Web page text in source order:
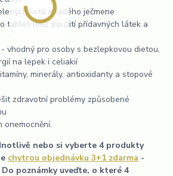
listů mladého ječmene
tablet (bez použití přídavných látek a
vhodný pro osoby s bezlepkovou dietou,
na lepek i celiakií
minerály, antioxidanty a stopové
zdravotní problémy způsobené
onemocnění.
nebo si vyberte 4 produkty
chytrou objednávku 3+1 zdarma -
poznámky uveďte, o které 4